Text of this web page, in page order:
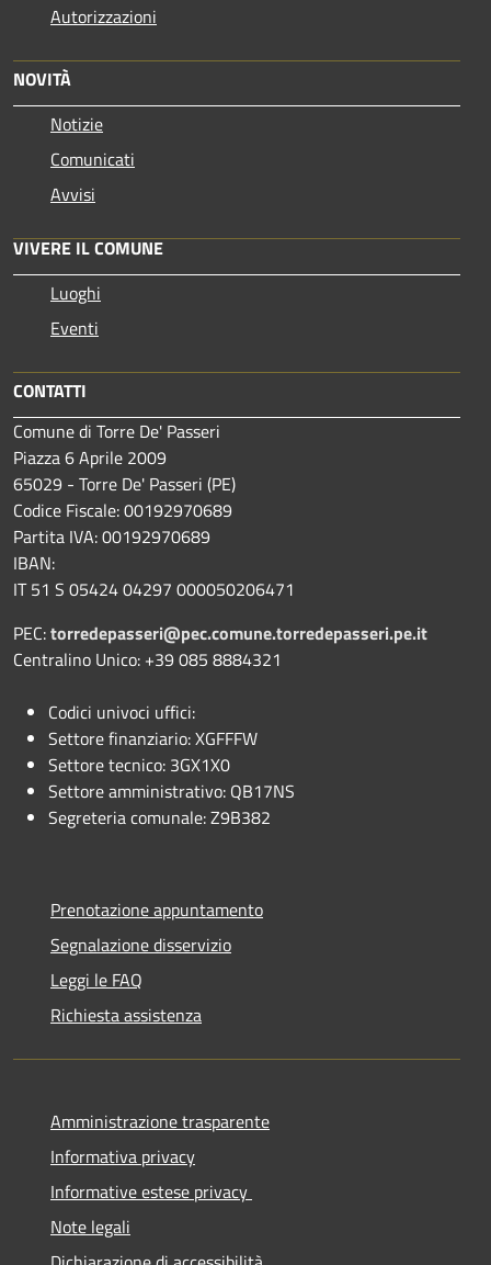
Autorizzazioni
NOVITÀ
Notizie
Comunicati
Avvisi
VIVERE IL COMUNE
Luoghi
Eventi
CONTATTI
Comune di Torre De' Passeri
Piazza 6 Aprile 2009
65029 - Torre De' Passeri (PE)
Codice Fiscale: 00192970689
Partita IVA: 00192970689
IBAN:
IT 51 S 05424 04297 000050206471
PEC:torredepasseri@pec.comune.torredepasseri.pe.it
Centralino Unico: +39 085 8884321
Codici univoci uffici:
Settore finanziario: XGFFFW
Settore tecnico: 3GX1X0
Settore amministrativo: QB17NS
Segreteria comunale: Z9B382
Prenotazione appuntamento
Segnalazione disservizio
Leggi le FAQ
Richiesta assistenza
Amministrazione trasparente
Informativa privacy
Informative estese privacy
Note legali